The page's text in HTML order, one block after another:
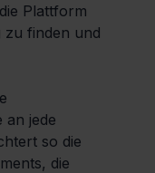
Plattform
zu finden und
an jede
so die
die